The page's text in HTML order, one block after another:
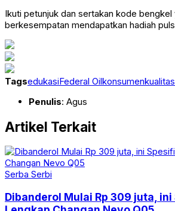
Ikuti petunjuk dan sertakan kode
berkesempatan mendapatkan hadiah
TagsedukasiFederal Oilkonsumenkualitas
Penulis: Agus
Artikel Terkait
Serba Serbi
Dibanderol Mulai Rp 309 juta,